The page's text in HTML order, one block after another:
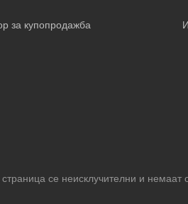
за купопродажба
се неисклучителни и немаат